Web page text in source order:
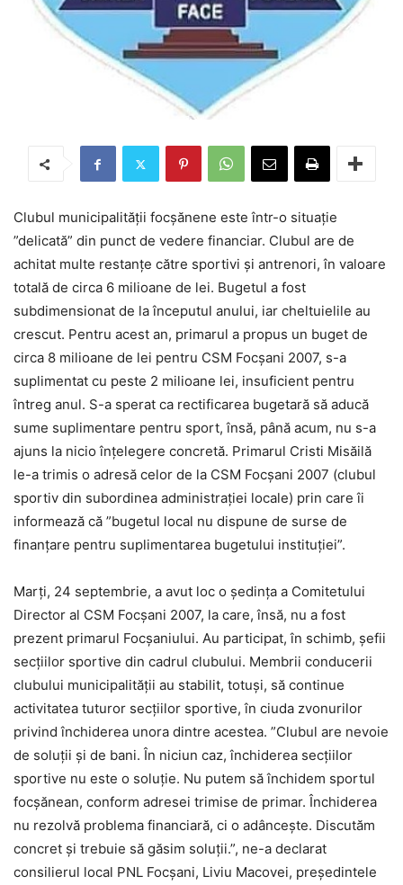
Clubul municipalității focșănene este într-o situație
”delicată” din punct de vedere financiar. Clubul are de
achitat multe restanțe către sportivi și antrenori, în valoare
totală de circa 6 milioane de lei. Bugetul a fost
subdimensionat de la începutul anului, iar cheltuielile au
crescut. Pentru acest an, primarul a propus un buget de
circa 8 milioane de lei pentru CSM Focșani 2007, s-a
suplimentat cu peste 2 milioane lei, insuficient pentru
întreg anul. S-a sperat ca rectificarea bugetară să aducă
sume suplimentare pentru sport, însă, până acum, nu s-a
ajuns la nicio înțelegere concretă. Primarul Cristi Misăilă
le-a trimis o adresă celor de la CSM Focșani 2007 (clubul
sportiv din subordinea administrației locale) prin care îi
informează că ”bugetul local nu dispune de surse de
finanțare pentru suplimentarea bugetului instituției”.
Marți, 24 septembrie, a avut loc o ședința a Comitetului
Director al CSM Focșani 2007, la care, însă, nu a fost
prezent primarul Focșaniului. Au participat, în schimb, șefii
secțiilor sportive din cadrul clubului. Membrii conducerii
clubului municipalității au stabilit, totuși, să continue
activitatea tuturor secțiilor sportive, în ciuda zvonurilor
privind închiderea unora dintre acestea. ”Clubul are nevoie
de soluții și de bani. În niciun caz, închiderea secțiilor
sportive nu este o soluție. Nu putem să închidem sportul
focșănean, conform adresei trimise de primar. Închiderea
nu rezolvă problema financiară, ci o adâncește. Discutăm
concret și trebuie să găsim soluții.”, ne-a declarat
consilierul local PNL Focșani, Liviu Macovei, președintele